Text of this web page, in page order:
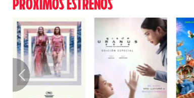
PRÓXIMOS ESTRENOS